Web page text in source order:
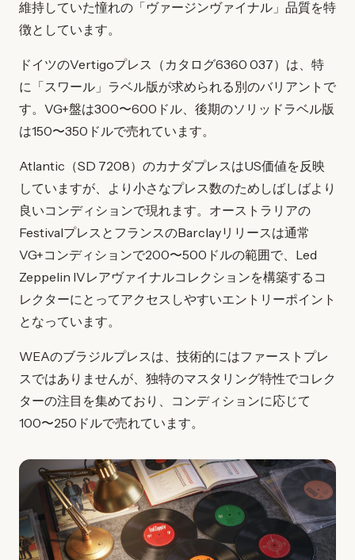
維持していた憧れの「ヴァージンヴァイナル」品質を特
徴としています。
ドイツのVertigoプレス（カタログ6360 037）は、特
に「スワール」ラベル版が求められる別のバリアントで
す。VG+盤は300〜600ドル、後期のソリッドラベル版
は150〜350ドルで売れています。
Atlantic（SD 7208）のカナダプレスはUS価値を反映
していますが、より小さなプレス数のためしばしばより
良いコンディションで現れます。オーストラリアの
FestivalプレスとフランスのBarclayリリースは通常
VG+コンディションで200〜500ドルの範囲で、Led
Zeppelin IVレアヴァイナルコレクションを構築するコ
レクターにとってアクセスしやすいエントリーポイント
となっています。
WEAのブラジルプレスは、技術的にはファーストプレ
スではありませんが、独特のマスタリング特性でコレク
ターの注目を集めており、コンディションに応じて
100〜250ドルで売れています。